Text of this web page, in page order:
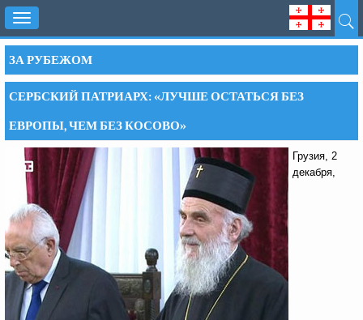
Toggle
navigation
ЗА РУБЕЖОМ
СЕРБСКИЙ ПАТРИАРХ: «ЛУЧШЕ ОСТАТЬСЯ БЕЗ
ЕВРОПЫ, ЧЕМ БЕЗ КОСОВО»
Грузия, 2
декабря,